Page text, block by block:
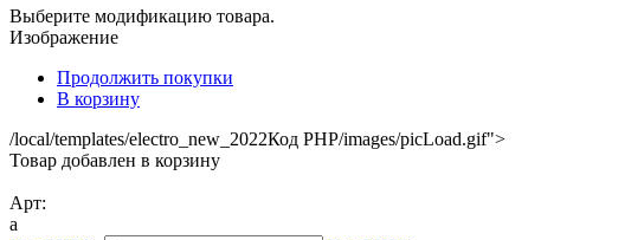
Выберите модификацию товара.
Изображение
Продолжить покупки
В корзину
/local/templates/electro_new_2022Код PHP/images/picLoad.gif">
Товар добавлен в корзину
Арт:
a